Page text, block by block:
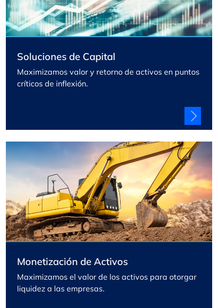
Soluciones de Capital
Maximizamos valor y retorno de activos en puntos
críticos de inflexión.
Monetización de Activos
Maximizamos el valor de los activos para otorgar
liquidez a las empresas.